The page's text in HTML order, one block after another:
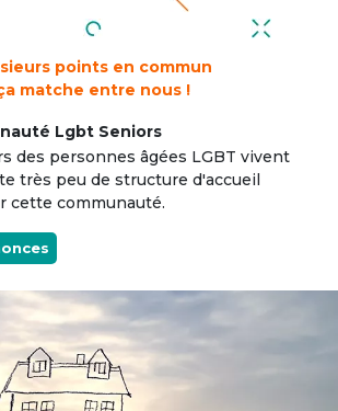
points en commun
matche entre nous !
Lgbt Seniors
des personnes âgées LGBT vivent
très peu de structure d'accueil
cette communauté.